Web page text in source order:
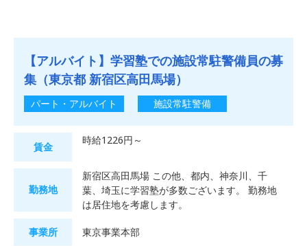
【アルバイト】学習塾での施設常駐警備員の募
集（東京都 新宿区高田馬場）
パート・アルバイト 施設常駐警備
賃金
時給1226円～
勤務地
新宿区高田馬場 この他、都内、神奈川、千
葉、埼玉に学習塾が多数ございます。 勤務地
は居住地を考慮します。
事業所 東京事業本部